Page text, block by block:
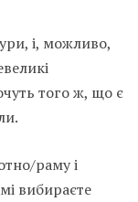
і, можливо,
того ж, що є
раму і
вибираєте